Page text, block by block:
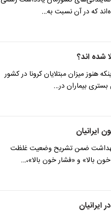
که در آن نسبت به…
شده اند؟
هنوز میزان مبتلایان کرونا در کشور
بهداشت ضمن تشریح وضعیت غلظت
بالا» و «فشار خون بالا»،…